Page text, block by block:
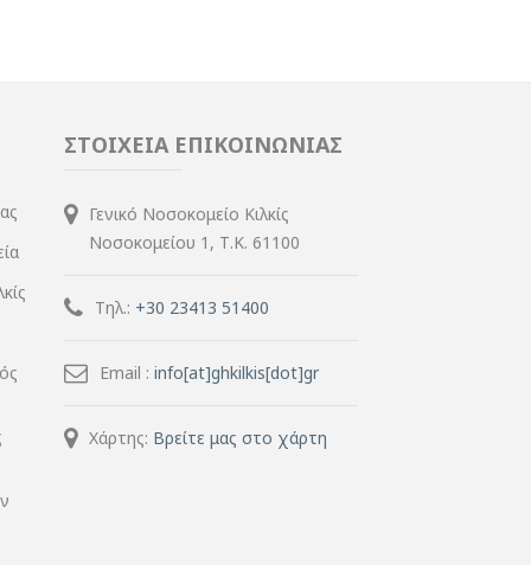
ΣΤΟΙΧΕΙΑ ΕΠΙΚΟΙΝΩΝΙΑΣ
Γενικό Νοσοκομείο Κιλκίς
Νοσοκομείου 1, Τ.Κ. 61100
Τηλ.: +30 23413 51400
Email : info[at]ghkilkis[dot]gr
Χάρτης: Βρείτε μας στο χάρτη